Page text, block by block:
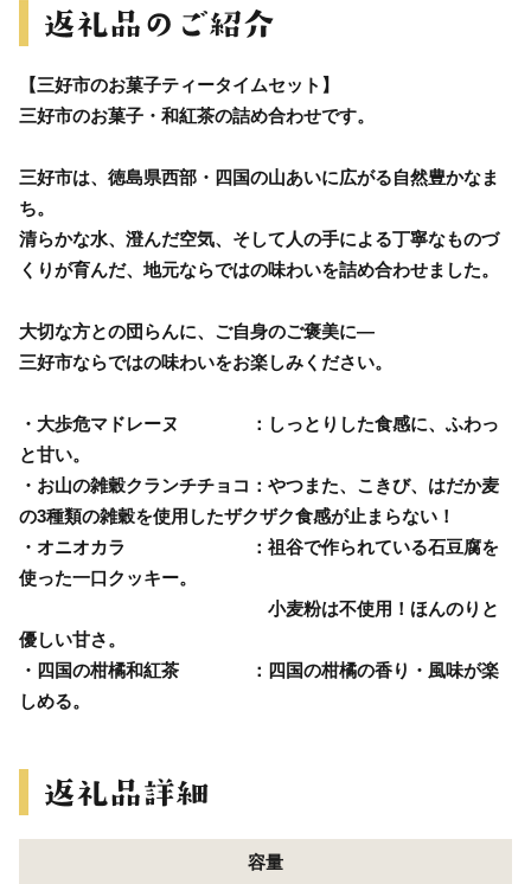
【三好市のお菓子ティータイムセット】
三好市のお菓子・和紅茶の詰め合わせです。
三好市は、徳島県西部・四国の山あいに広がる自然豊かなま
ち。
清らかな水、澄んだ空気、そして人の手による丁寧なものづ
くりが育んだ、地元ならではの味わいを詰め合わせました。
大切な方との団らんに、ご自身のご褒美に―
三好市ならではの味わいをお楽しみください。
・大歩危マドレーヌ ：しっとりした食感に、ふわっ
と甘い。
・お山の雑穀クランチチョコ：やつまた、こきび、はだか麦
の3種類の雑穀を使用したザクザク食感が止まらない！
・オニオカラ ：祖谷で作られている石豆腐を
使った一口クッキー。
小麦粉は不使用！ほんのりと
優しい甘さ。
・四国の柑橘和紅茶 ：四国の柑橘の香り・風味が楽
しめる。
容量